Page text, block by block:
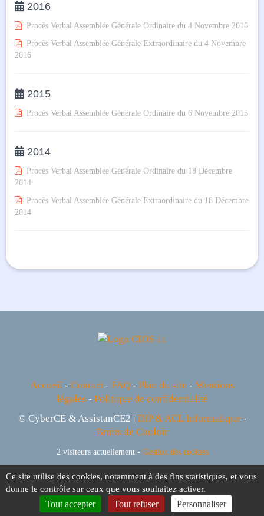
 2016
 Procès Verbal Assemblée Générale Ordinaire du 4 Novembre 2016

Procès Verbal Assemblée Générale Extraordinaire du 4 Novembre
2016
 2015
 Procès Verbal Assemblée Générale Ordinaire du 6 Novembre 2015
 2014

Procès Verbal Assemblée Générale Ordinaire du 18 Décembre
2014

Procès Verbal Assemblée Générale Extraordinaire du 18 Décembre
2014
Accueil- Contact- FAQ- Plan du site - Mentions
légales - Politique de confidentialité
© CyberCE & AssistanCE2 | DIP & ACL Informatique -
Bruits de Couloir
2 visiteurs actuellement - Gestion des cookies
Ce site utilise des cookies, notamment à des fins statistiques, et vous
donne le contrôle sur ceux que vous souhaitez activer.
Tout accepter Tout refuser Personnaliser